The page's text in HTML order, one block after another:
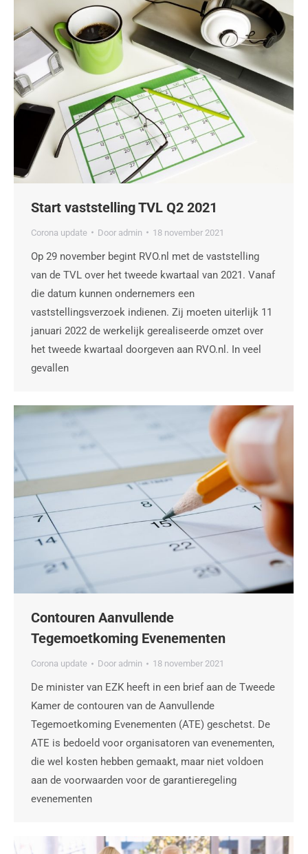
Start vaststelling TVL Q2 2021
Corona update Door admin 18 november 2021
Op 29 november begint RVO.nl met de vaststelling
van de TVL over het tweede kwartaal van 2021. Vanaf
die datum kunnen ondernemers een
vaststellingsverzoek indienen. Zij moeten uiterlijk 11
januari 2022 de werkelijk gerealiseerde omzet over
het tweede kwartaal doorgeven aan RVO.nl. In veel
gevallen
Contouren Aanvullende
Tegemoetkoming Evenementen
Corona update Door admin 18 november 2021
De minister van EZK heeft in een brief aan de Tweede
Kamer de contouren van de Aanvullende
Tegemoetkoming Evenementen (ATE) geschetst. De
ATE is bedoeld voor organisatoren van evenementen,
die wel kosten hebben gemaakt, maar niet voldoen
aan de voorwaarden voor de garantieregeling
evenementen